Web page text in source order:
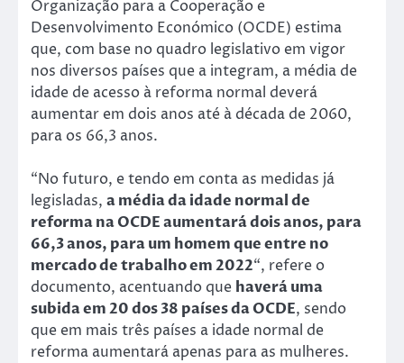
Organização para a Cooperação e
Desenvolvimento Económico (OCDE) estima
que, com base no quadro legislativo em vigor
nos diversos países que a integram, a média de
idade de acesso à reforma normal deverá
aumentar em dois anos até à década de 2060,
para os 66,3 anos.
“No futuro, e tendo em conta as medidas já
legisladas, a média da idade normal de
reforma na OCDE aumentará dois anos, para
66,3 anos, para um homem que entre no
mercado de trabalho em 2022“, refere o
documento, acentuando que haverá uma
subida em 20 dos 38 países da OCDE, sendo
que em mais três países a idade normal de
reforma aumentará apenas para as mulheres.